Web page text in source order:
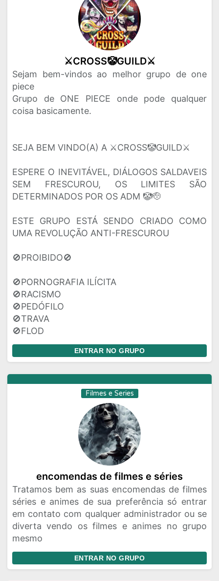
⚔️CROSS🤡GUILD⚔️
Sejam bem-vindos ao melhor grupo de one
piece
Grupo de ONE PIECE onde pode qualquer
coisa basicamente.
SEJA BEM VINDO(A) A ⚔️CROSS🤡GUILD⚔️
ESPERE O INEVITÁVEL, DIÁLOGOS SALDAVEIS
SEM FRESCUROU, OS LIMITES SÃO
DETERMINADOS POR OS ADM 🤡🫡
ESTE GRUPO ESTÁ SENDO CRIADO COMO
UMA REVOLUÇÃO ANTI-FRESCUROU
🚫PROIBIDO🚫
🚫PORNOGRAFIA ILÍCITA
🚫RACISMO
🚫PEDÓFILO
🚫TRAVA
🚫FLOD
ENTRAR NO GRUPO
Filmes e Series
encomendas de filmes e séries
Tratamos bem as suas encomendas de filmes
séries e animes de sua preferência só entrar
em contato com qualquer administrador ou se
diverta vendo os filmes e animes no grupo
mesmo
ENTRAR NO GRUPO